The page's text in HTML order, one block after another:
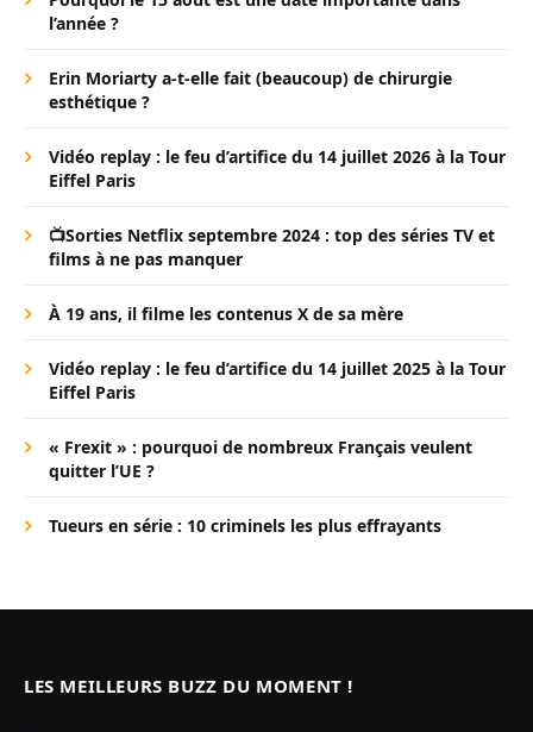
l’année ?
Erin Moriarty a-t-elle fait (beaucoup) de chirurgie
esthétique ?
Vidéo replay : le feu d’artifice du 14 juillet 2026 à la Tour
Eiffel Paris
📺Sorties Netflix septembre 2024 : top des séries TV et
films à ne pas manquer
À 19 ans, il filme les contenus X de sa mère
Vidéo replay : le feu d’artifice du 14 juillet 2025 à la Tour
Eiffel Paris
« Frexit » : pourquoi de nombreux Français veulent
quitter l’UE ?
Tueurs en série : 10 criminels les plus effrayants
LES MEILLEURS BUZZ DU MOMENT !